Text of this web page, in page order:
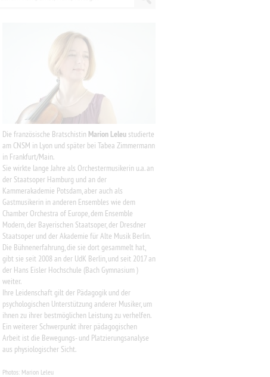
Die französische Bratschistin Marion Leleu studierte
am CNSM in Lyon und später bei Tabea Zimmermann
in Frankfurt/Main.
Sie wirkte lange Jahre als Orchestermusikerin u.a. an
der Staatsoper Hamburg und an der
Kammerakademie Potsdam, aber auch als
Gastmusikerin in anderen Ensembles wie dem
Chamber Orchestra of Europe, dem Ensemble
Modern, der Bayerischen Staatsoper, der Dresdner
Staatsoper und der Akademie für Alte Musik Berlin.
Die Bühnenerfahrung, die sie dort gesammelt hat,
gibt sie seit 2008 an der UdK Berlin, und seit 2017 an
der Hans Eisler Hochschule (Bach Gymnasium )
weiter.
Ihre Leidenschaft gilt der Pädagogik und der
psychologischen Unterstützung anderer Musiker, um
ihnen zu ihrer bestmöglichen Leistung zu verhelfen.
Ein weiterer Schwerpunkt ihrer pädagogischen
Arbeit ist die Bewegungs- und Platzierungsanalyse
aus physiologischer Sicht.
Photos: Marion Leleu